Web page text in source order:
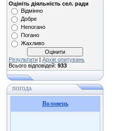
Оцініть діяльність сел. ради
Відмінно
Добре
Непогано
Погано
Жахливо
Результати | Архів опитувань
Всього відповідей: 933
ПОГОДА
Воловець